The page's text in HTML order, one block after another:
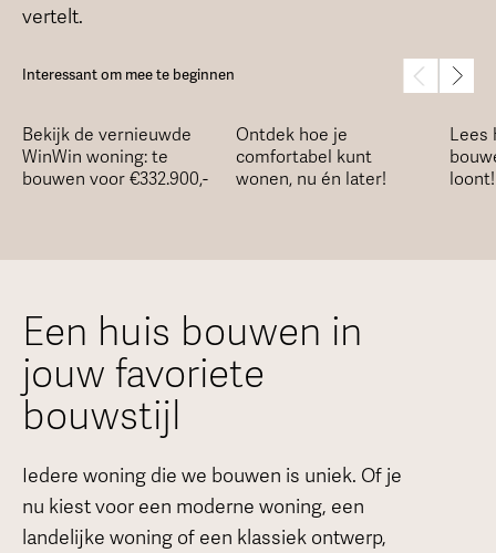
vertelt.
Interessant om mee te beginnen
Bekijk de vernieuwde
WinWin woning: te
bouwen voor €332.900,-
Ontdek hoe je
comfortabel kunt
wonen, nu én later!
Lees
loont!
Een huis bouwen in
jouw favoriete
bouwstijl
Iedere woning die we bouwen is uniek. Of je
nu kiest voor een moderne woning, een
landelijke woning of een klassiek ontwerp,